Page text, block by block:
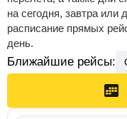
на сегодня, завтра или
расписание прямых
день.
Ближайшие рейсы: